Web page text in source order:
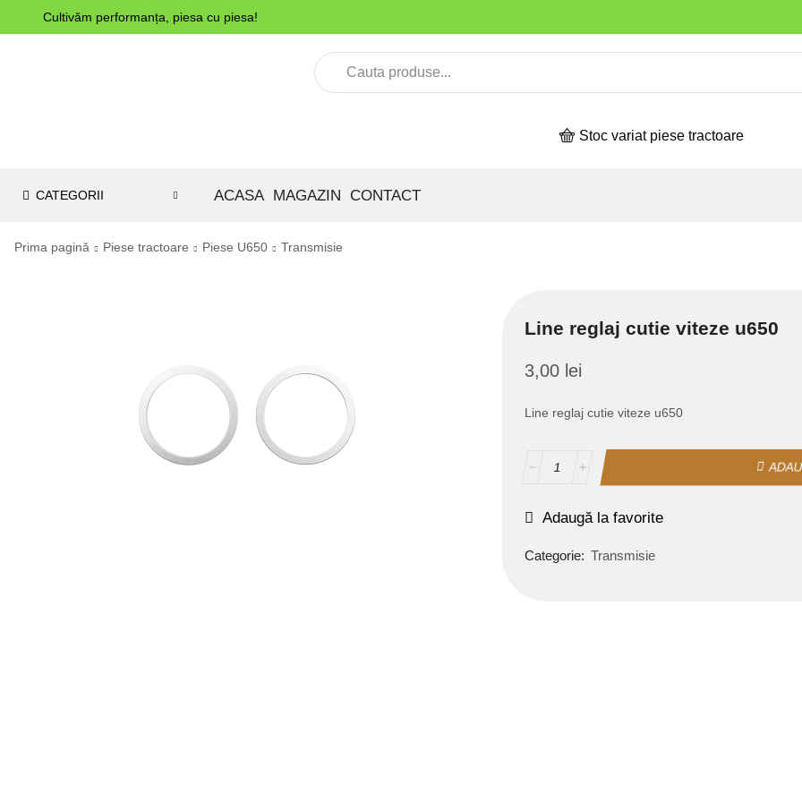
Cultivăm performanța, piesa cu piesa!
Stoc variat piese tractoare
CATEGORII ACASA MAGAZIN CONTACT
Prima pagină Piese tractoare Piese U650 Transmisie
Line reglaj cutie viteze u650
3,00 lei
Line reglaj cutie viteze u650
Adaugă la favorite
Categorie: Transmisie